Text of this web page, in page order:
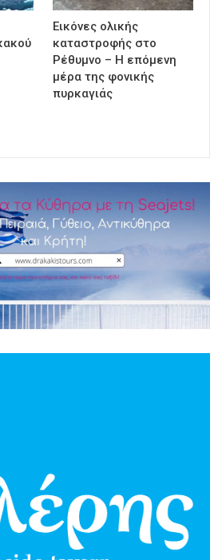
Εικόνες ολικής
καταστροφής στο
Ρέθυμνο – Η επόμενη
μέρα της φονικής
πυρκαγιάς